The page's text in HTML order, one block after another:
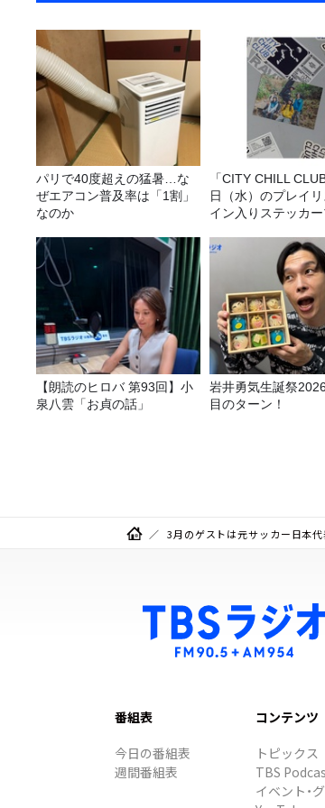
パリで40度超えの猛暑…な
ぜエアコン普及率は「1割」
なのか
「CITY CHILL
日（水）のプレイ
イン入りステッカ
【朗読のヒロバ 第93回】小
泉八雲「お貞の話」
岩井勇気生誕祭
目のターン！
3月のゲストは元サッカー日本
番組表
今日の番組表
週間番組表
コンテンツ
トピックス
TBS
イベント・